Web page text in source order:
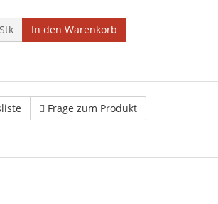
Stk In den Warenkorb
Frage zum Produkt